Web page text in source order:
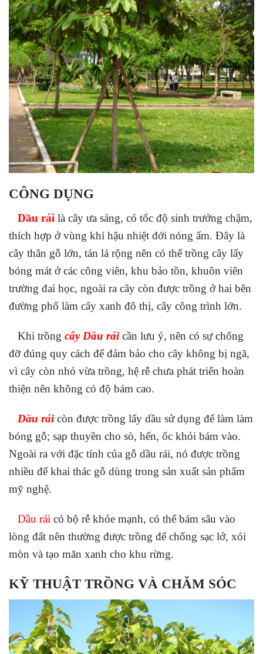
CÔNG DỤNG
Dầu rái là cây ưa sáng, có tốc độ sinh trưởng chậm,
thích hợp ở vùng khí hậu nhiệt đới nóng ẩm. Đây là
cây thân gỗ lớn, tán lá rộng nên có thể trồng cây lấy
bóng mát ở các công viên, khu bảo tồn, khuôn viên
trường đai học, ngoài ra cây còn được trồng ở hai bên
đường phố làm cây xanh đô thị, cây công trình lớn.
Khi trồng cây Dầu ráicần lưu ý, nên có sự chống
đỡ đúng quy cách để đảm bảo cho cây không bị ngã,
vì cây còn nhỏ vừa trồng, hệ rễ chưa phát triển hoàn
thiện nên không có độ bám cao.
Dầu ráicòn được trồng lấy dầu sử dụng để làm làm
bóng gỗ; sạp thuyền cho sò, hến, ốc khỏi bám vào.
Ngoài ra với đặc tính của gỗ dầu rái, nó được trồng
nhiều để khai thác gỗ dùng trong sản xuất sản phẩm
mỹ nghệ.
Dầu rái có bộ rễ khỏe mạnh, có thể bám sâu vào
lòng đất nên thường được trồng để chống sạc lở, xói
mòn và tạo mãn xanh cho khu rừng.
KỸ THUẬT TRỒNG VÀ CHĂM SÓC